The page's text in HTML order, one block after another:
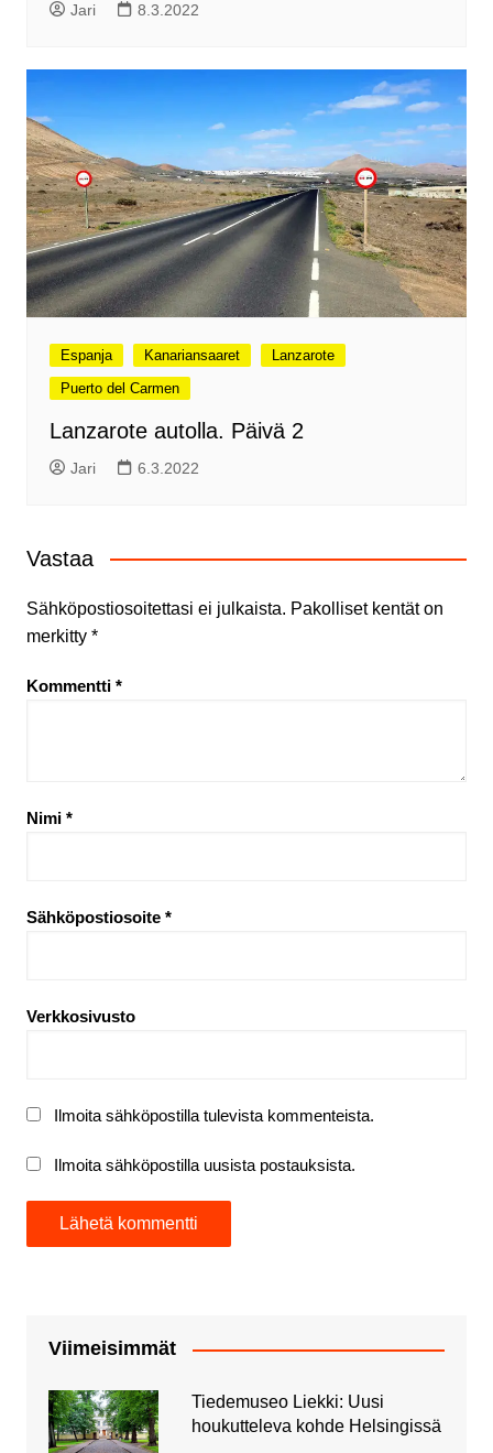
Jari 8.3.2022
Espanja Kanariansaaret
Lanzarote
Puerto del Carmen
Lanzarote autolla. Päivä 2
Jari 6.3.2022
Vastaa
Sähköpostiosoitettasi ei julkaista. Pakolliset kentät on
merkitty *
Kommentti *
Nimi *
Sähköpostiosoite *
Verkkosivusto
Ilmoita sähköpostilla tulevista kommenteista.
Ilmoita sähköpostilla uusista postauksista.
Viimeisimmät
Tiedemuseo Liekki: Uusi
houkutteleva kohde Helsingissä